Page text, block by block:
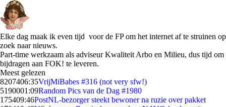
Elke dag maak ik even tijd voor de FP om het internet af te struinen op
zoek naar nieuws.
Part-time werkzaam als adviseur Kwaliteit Arbo en Milieu, dus tijd om
bijdragen aan FOK! te leveren.
Meest gelezen
8207406:35VrijMiBabes #316 (not very sfw!)
5190001:09Random Pics van de Dag #1980
175409:46PostNL-bezorger steekt bewoner na ruzie over pakket